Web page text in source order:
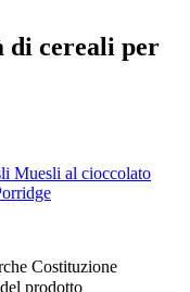
di cereali per
Muesli al cioccolato
Costituzione
prodotto